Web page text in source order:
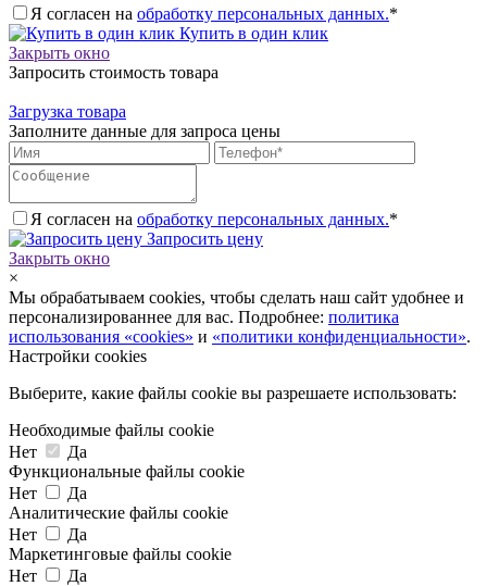
Я согласен на обработку персональных данных.*
Купить в один клик
Закрыть окно
Запросить стоимость товара
Загрузка товара
Заполните данные для запроса цены
Я согласен на обработку персональных данных.*
Запросить цену
Закрыть окно
×
Мы обрабатываем cookies, чтобы сделать наш сайт удобнее и
персонализированнее для вас. Подробнее: политика
использования «cookies» и «политики конфиденциальности».
Настройки cookies
Выберите, какие файлы cookie вы разрешаете использовать:
Необходимые файлы cookie
Нет
Да
Функциональные файлы cookie
Нет
Да
Аналитические файлы cookie
Нет
Да
Маркетинговые файлы cookie
Нет
Да